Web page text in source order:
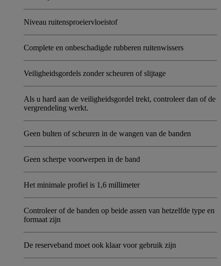
Niveau ruitensproeiervloeistof
Complete en onbeschadigde rubberen ruitenwissers
Veiligheidsgordels zonder scheuren of slijtage
Als u hard aan de veiligheidsgordel trekt, controleer dan of de
vergrendeling werkt.
Geen bulten of scheuren in de wangen van de banden
Geen scherpe voorwerpen in de band
Het minimale profiel is 1,6 millimeter
Controleer of de banden op beide assen van hetzelfde type en
formaat zijn
De reserveband moet ook klaar voor gebruik zijn